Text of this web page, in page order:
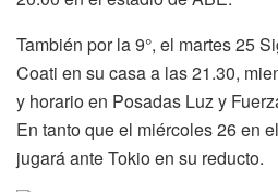
También por la 9°, el martes 25
Coati en su casa a las 21.30,
y horario en Posadas Luz y
En tanto que el miércoles 26 en
jugará ante Tokio en su reducto.